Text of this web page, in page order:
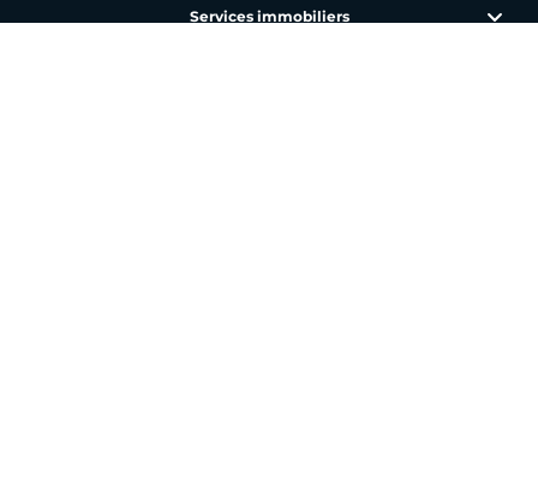
Services immobiliers